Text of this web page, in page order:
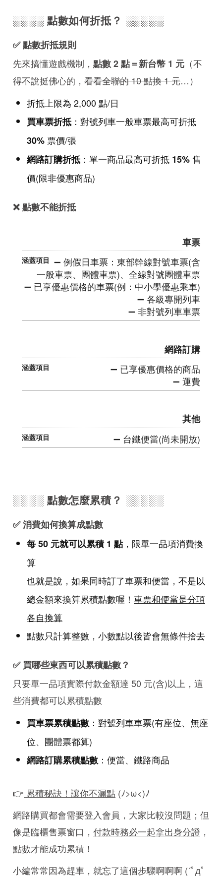
░░░░ 點數如何折抵？ ░░░░░
✅ 點數折抵規則
先來搞懂遊戲機制， 點數 2 點＝新台幣 1 元 （不
得不說挺佛心的， 看看全聯的 10 點換 1 元…）
折抵上限為 2,000 點/日
買車票折抵 ：對號列車一般車票最高可折抵
30% 票價/張
網路訂購折抵 ：單一商品最高可折抵 15%售
價(限非優惠商品)
❌ 點數不能折抵
車票
➖ 例假日車票：東部幹線對號車票(含
一般車票、團體車票)、全線對號團體車票
➖ 已享優惠價格的車票(例：中小學優惠乘車)
➖ 各級專開列車
➖ 非對號列車車票
網路訂購
➖ 已享優惠價格的商品
➖ 運費
其他
➖ 台鐵便當(尚未開放)
░░░░ 點數怎麼累積？ ░░░░░
✅ 消費如何換算成點數
每 50 元就可以累積 1 點 ，限單一品項消費換
算
也就是說，如果同時訂了車票和便當，不是以
總金額來換算累積點數喔！ 車票和便當是分項
各自換算
點數只計算整數，小數點以後皆會無條件捨去
✅ 買哪些東西可以累積點數？
只要單一品項實際付款金額達 50 元(含)以上，這
些消費都可以累積點數
買車票累積點數 ： 對號列車車票(有座位、無座
位、團體票都算)
網路訂購累積點數 ：便當、鐵路商品
👉 累積秘訣！讓你不漏點 (ﾉ>ω<)ﾉ
網路購買都會需要登入會員，大家比較沒問題；但
像是臨櫃售票窗口， 付款時務必一起拿出身分證 ，
點數才能成功累積！
小編常常因為趕車，就忘了這個步驟啊啊啊 (´ﾟдﾟ